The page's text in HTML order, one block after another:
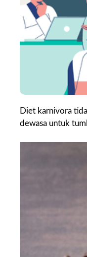
Diet karnivora
dewasa untuk